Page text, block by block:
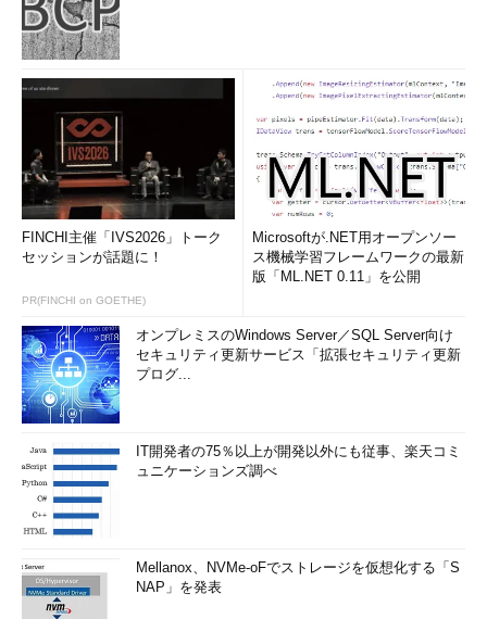
FINCHI主催「IVS2026」トーク
セッションが話題に！
PR(FINCHI on GOETHE)
Microsoftが.NET用オープンソー
ス機械学習フレームワークの最新
版「ML.NET 0.11」を公開
オンプレミスのWindows Server／SQL Server向け
セキュリティ更新サービス「拡張セキュリティ更新
プログ...
IT開発者の75％以上が開発以外にも従事、楽天コミ
ュニケーションズ調べ
Mellanox、NVMe-oFでストレージを仮想化する「S
NAP」を発表